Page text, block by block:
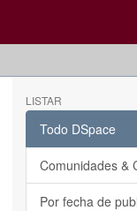
LISTAR
Todo DSpace
Comunidades &
Por fecha de